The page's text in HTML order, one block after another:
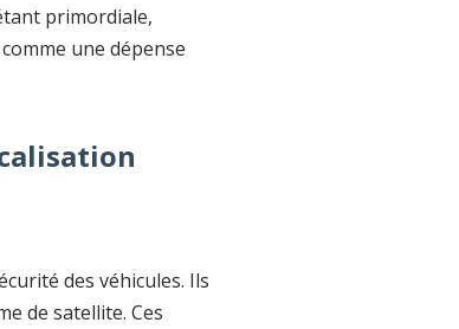
primordiale,
une dépense
des véhicules. Ils
de satellite. Ces